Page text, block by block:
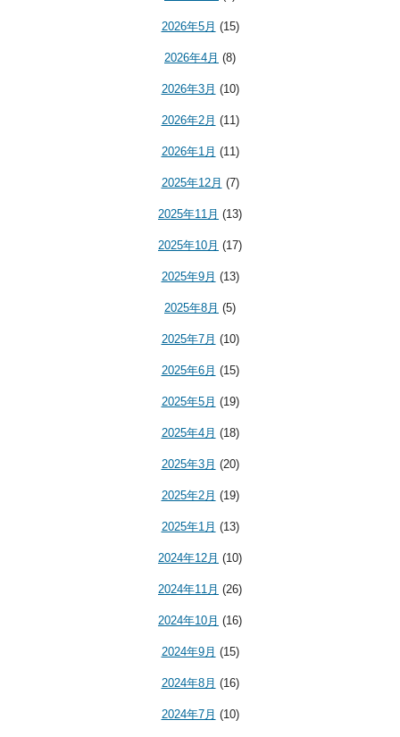
2026年5月 (15)
2026年4月 (8)
2026年3月 (10)
2026年2月 (11)
2026年1月 (11)
2025年12月 (7)
2025年11月 (13)
2025年10月 (17)
2025年9月 (13)
2025年8月 (5)
2025年7月 (10)
2025年6月 (15)
2025年5月 (19)
2025年4月 (18)
2025年3月 (20)
2025年2月 (19)
2025年1月 (13)
2024年12月 (10)
2024年11月 (26)
2024年10月 (16)
2024年9月 (15)
2024年8月 (16)
2024年7月 (10)